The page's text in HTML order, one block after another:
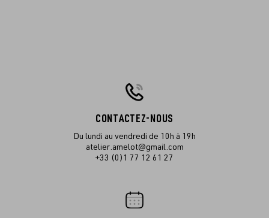
CONTACTEZ-NOUS
Du lundi au vendredi de 10h à 19h
atelier.amelot@gmail.com
+33 (0)1 77 12 61 27